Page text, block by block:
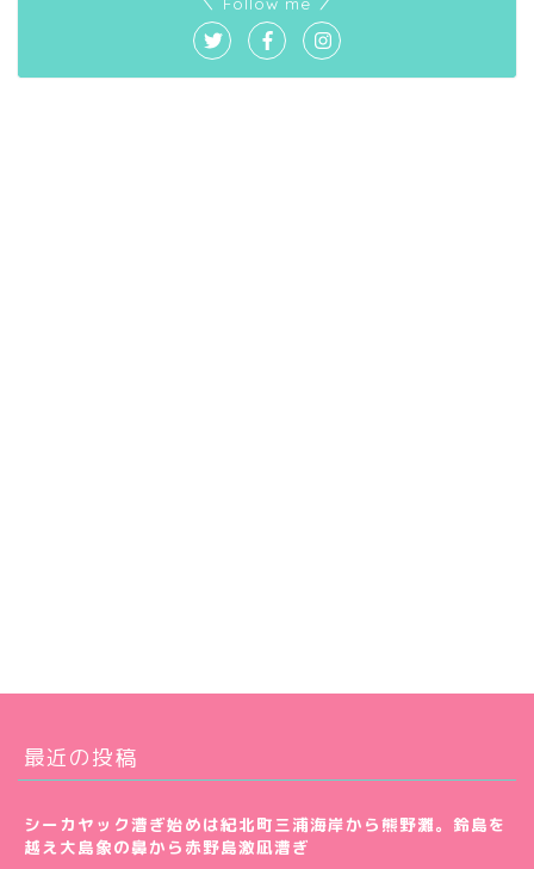
最近の投稿
シーカヤック漕ぎ始めは紀北町三浦海岸から熊野灘。鈴島を
越え大島象の鼻から赤野島激凪漕ぎ